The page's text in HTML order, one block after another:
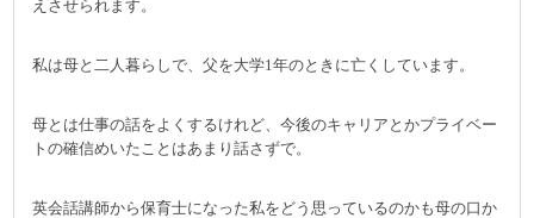
えさせられます。
私は母と二人暮らしで、父を大学1年のときに亡くしています。
母とは仕事の話をよくするけれど、今後のキャリアとかプライベー
トの確信めいたことはあまり話さずで。
英会話講師から保育士になった私をどう思っているのかも母の口か